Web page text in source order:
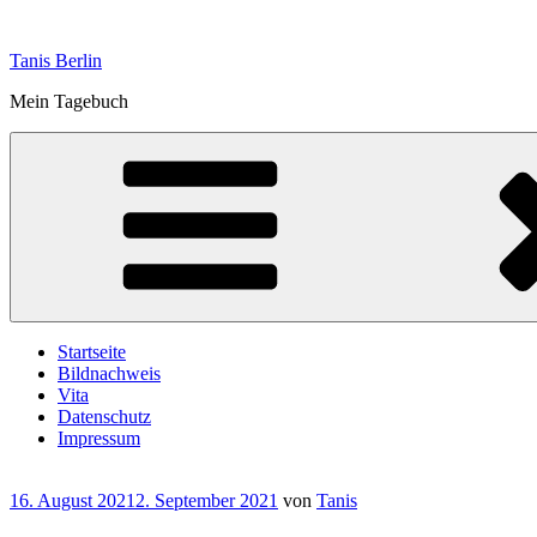
springen
Tanis Berlin
Mein Tagebuch
Startseite
Bildnachweis
Vita
Datenschutz
Impressum
Veröffentlicht
16. August 2021 2. September 2021 von Tanis